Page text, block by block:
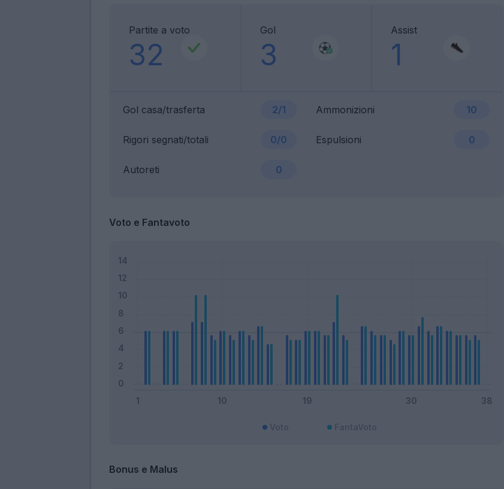
Partite a voto
32
Gol
3
Assist
1
Gol casa/trasferta 2/1 Ammonizioni 10
Rigori segnati/totali 0/0 Espulsioni 0
Autoreti 0
Voto e Fantavoto
Bonus e Malus